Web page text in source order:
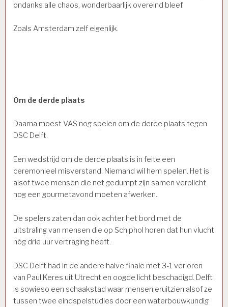
ondanks alle chaos, wonderbaarlijk overeind bleef.
Zoals Amsterdam zelf eigenlijk.
Om de derde plaats
Daarna moest VAS nog spelen om de derde plaats tegen
DSC Delft.
Een wedstrijd om de derde plaats is in feite een
ceremonieel misverstand. Niemand wil hem spelen. Het is
alsof twee mensen die net gedumpt zijn samen verplicht
nog een gourmetavond moeten afwerken.
De spelers zaten dan ook achter het bord met de
uitstraling van mensen die op Schiphol horen dat hun vlucht
nóg drie uur vertraging heeft.
DSC Delft had in de andere halve finale met 3-1 verloren
van Paul Keres uit Utrecht en oogde licht beschadigd. Delft
is sowieso een schaakstad waar mensen eruitzien alsof ze
tussen twee eindspelstudies door een waterbouwkundig